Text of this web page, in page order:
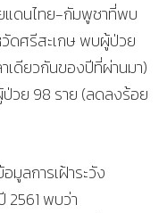
แดนไทย-กัมพูชาที่พบ
วัดศรีสะเกษ พบผู้ป่วย
เดียวกันของปีที่ผ่านมา)
วย 98 ราย (ลดลงร้อย
มูลการเฝ้าระวัง
2561 พบว่า